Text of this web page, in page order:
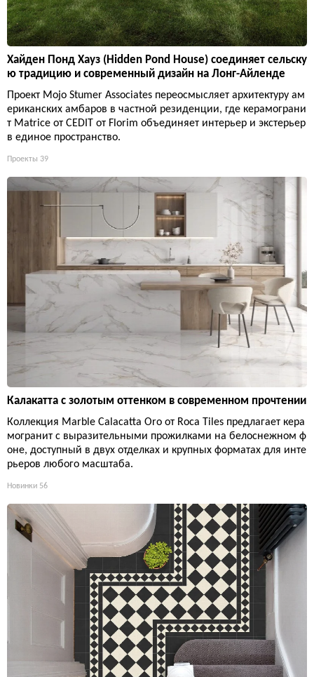
Хайден Понд Хауз (Hidden Pond House) соединяет сельску
ю традицию и современный дизайн на Лонг-Айленде
Проект Mojo Stumer Associates переосмысляет архитектуру ам
ериканских амбаров в частной резиденции, где керамограни
т Matrice от CEDIT от Florim объединяет интерьер и экстерьер
в единое пространство.
Проекты 39
Калакатта с золотым оттенком в современном прочтении
Коллекция Marble Calacatta Oro от Roca Tiles предлагает кера
могранит с выразительными прожилками на белоснежном ф
оне, доступный в двух отделках и крупных форматах для инте
рьеров любого масштаба.
Новинки 56